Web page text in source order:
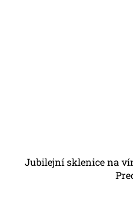
Jubilejní sklenice na